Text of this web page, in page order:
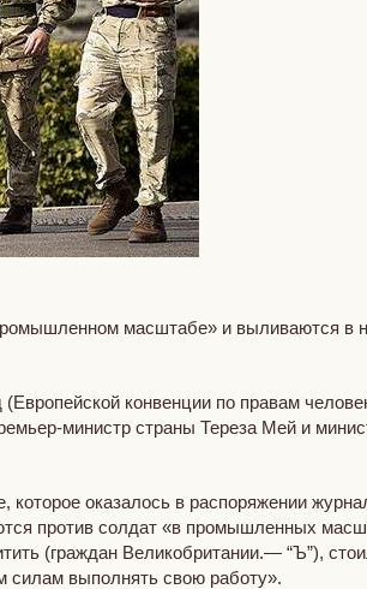
масштабе» и выливаются в
конвенции по правам
министр страны Тереза Мей и
которое оказалось в распоряжении
против солдат «в промышленных
(граждан Великобритании.— “Ъ”),
силам выполнять свою работу».